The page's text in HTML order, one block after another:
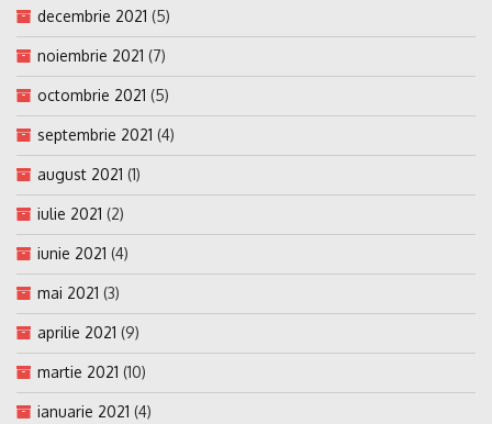
decembrie 2021 (5)
noiembrie 2021 (7)
octombrie 2021 (5)
septembrie 2021 (4)
august 2021 (1)
iulie 2021 (2)
iunie 2021 (4)
mai 2021 (3)
aprilie 2021 (9)
martie 2021 (10)
ianuarie 2021 (4)